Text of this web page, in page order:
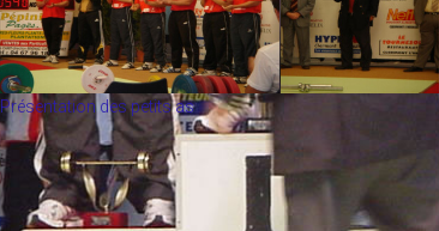
Présentation des petits as